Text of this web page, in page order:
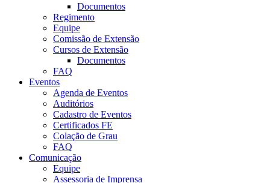
Documentos
Regimento
Equipe
Comissão de Extensão
Cursos de Extensão
Documentos
FAQ
Eventos
Agenda de Eventos
Auditórios
Cadastro de Eventos
Certificados FE
Colação de Grau
FAQ
Comunicação
Equipe
Assessoria de Imprensa